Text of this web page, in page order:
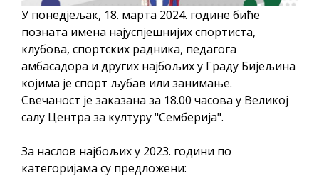
помоћ за набавку школског прибора
основцима
Обрасци захтјева за регресирано
гориво доступни од 13. марта до 15.
новембра
Захтјев за издавање ПОНОСНЕ КАРТИЦЕ
Обавјештење о забрани саобраћаја 6. и
7. августа
Обавјештење за предузетника - Вера
У понедјељак, 18. марта 2024. године биће
позната имена најуспјешнијих спортиста,
клубова, спортских радника, педагога
амбасадора и других најбољих у Граду Бијељина
којима је спорт љубав или занимање.
Свечаност је заказана за 18.00 часова у Великој
салу Центра за културу "Семберија".
За наслов најбољих у 2023. години по
категоријама су предложени: